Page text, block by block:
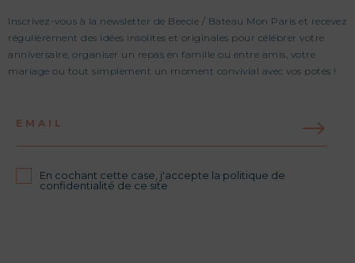
Inscrivez-vous à la newsletter de Beecie / Bateau Mon Paris et recevez
régulièrement des idées insolites et originales pour célébrer votre
anniversaire, organiser un repas en famille ou entre amis, votre
mariage ou tout simplement un moment convivial avec vos potes !
EMAIL
En cochant cette case, j'accepte la politique de
confidentialité de ce site